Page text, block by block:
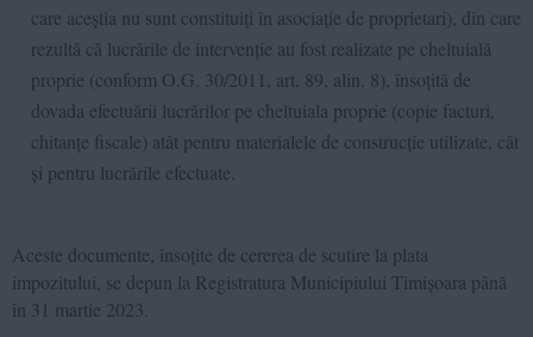
care aceștia nu sunt constituiți în asociație de proprietari), din care
rezultă că lucrările de intervenție au fost realizate pe cheltuială
proprie (conform O.G. 30/2011, art. 89, alin. 8), însoțită de
dovada efectuării lucrărilor pe cheltuiala proprie (copie facturi,
chitanțe fiscale) atât pentru materialele de construcție utilizate, cât
și pentru lucrările efectuate.
Aceste documente, însoțite de cererea de scutire la plata
impozitului, se depun la Registratura Municipiului Timișoara până
în 31 martie 2023.